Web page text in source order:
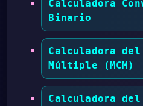
Calculadora
Binario
Calculadora del
Múltiple (MCM)
Calculadora del